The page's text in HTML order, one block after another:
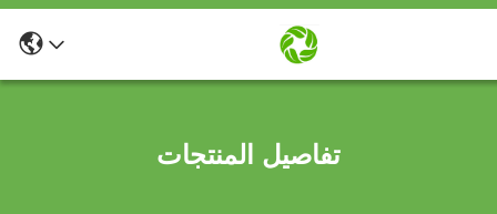
تفاصيل المنتجات